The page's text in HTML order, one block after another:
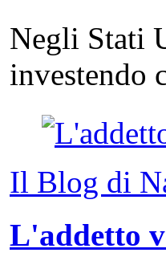
Negli Stati
investendo
Il Blog di
L'addetto